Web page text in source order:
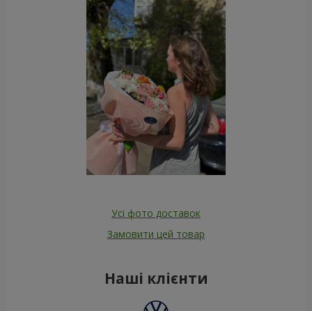
Усі фото доставок
Замовити цей товар
Наші клієнти